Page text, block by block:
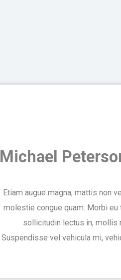
Michael
Etiam augue magna, mattis non
molestie congue quam. Morbi eu
sollicitudin lectus in, mollis
Suspendisse vel vehicula mi,